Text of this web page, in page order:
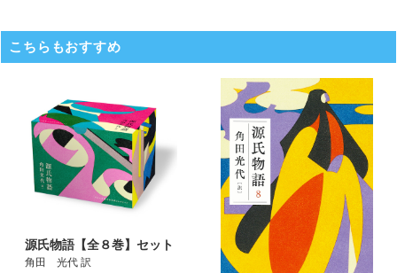
こちらもおすすめ
源氏物語【全８巻】セット
角田 光代 訳